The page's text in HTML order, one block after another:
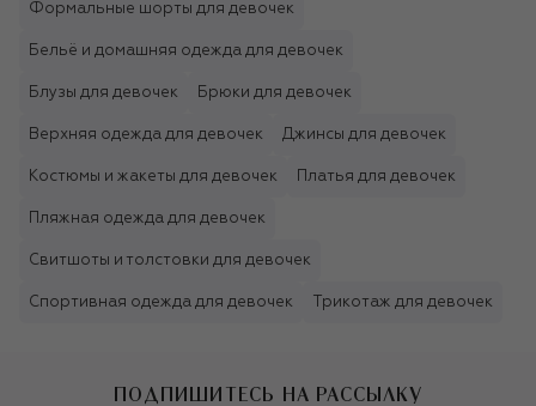
Формальные шорты для девочек
Бельё и домашняя одежда для девочек
Блузы для девочек Брюки для девочек
Верхняя одежда для девочек Джинсы для девочек
Костюмы и жакеты для девочек Платья для девочек
Пляжная одежда для девочек
Свитшоты и толстовки для девочек
Спортивная одежда для девочек Трикотаж для девочек
ПОДПИШИТЕСЬ НА РАССЫЛКУ